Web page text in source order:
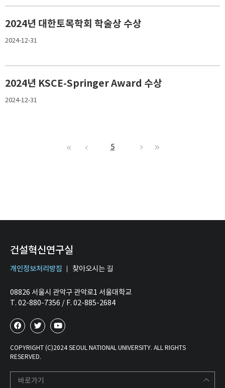
2024년 대한토목학회 학술상 수상
2024-12-31
2024년 KSCE-Springer Award 수상
2024-12-31
5
건설혁신연구실
개인정보처리방침 찾아오시는 길
08826 서울시 관악구 관악로1 서울대학교
T. 02-880-7356 / F. 02-885-2684
COPYRIGHT (C)2024 SEOUL NATIONAL UNIVERSITY. ALL RIGHTS
RESERVED.
바로가기